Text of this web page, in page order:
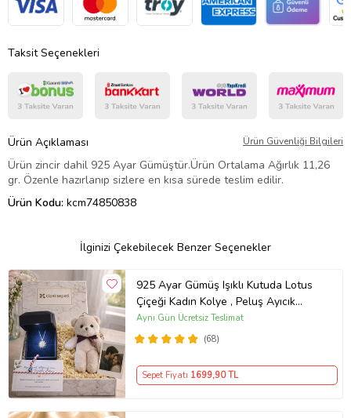
Taksit Seçenekleri
Ürün Açıklaması Ürün Güvenliği Bilgileri
Ürün zincir dahil 925 Ayar Gümüştür.Ürün Ortalama Ağırlık 11,26
gr. Özenle hazırlanıp sizlere en kısa sürede teslim edilir.
Ürün Kodu: kcm74850838
İlginizi Çekebilecek Benzer Seçenekler
925 Ayar Gümüş Işıklı Kutuda Lotus
Çiçeği Kadın Kolye , Peluş Ayıcık
Anahtarlık Marteniçka Bileklik,
Polaroid Fotoğraf Hediye
(68)
Aynı Gün Ücretsiz Teslimat
Sepet Fiyatı 1699,90 TL